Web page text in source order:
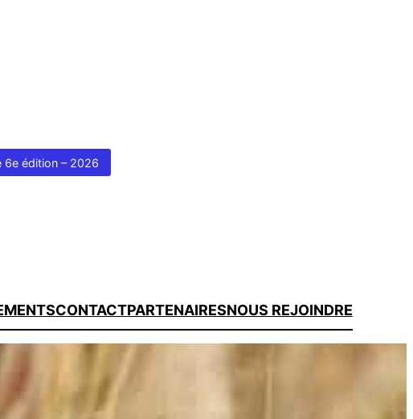
6e édition – 2026
CONTACTPARTENAIRESNOUS REJOINDRE